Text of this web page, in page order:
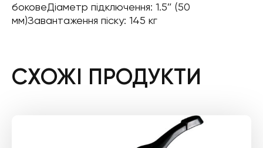
боковеДіаметр підключення: 1.5″ (50
мм)Завантаження піску: 145 кг
СХОЖІ ПРОДУКТИ